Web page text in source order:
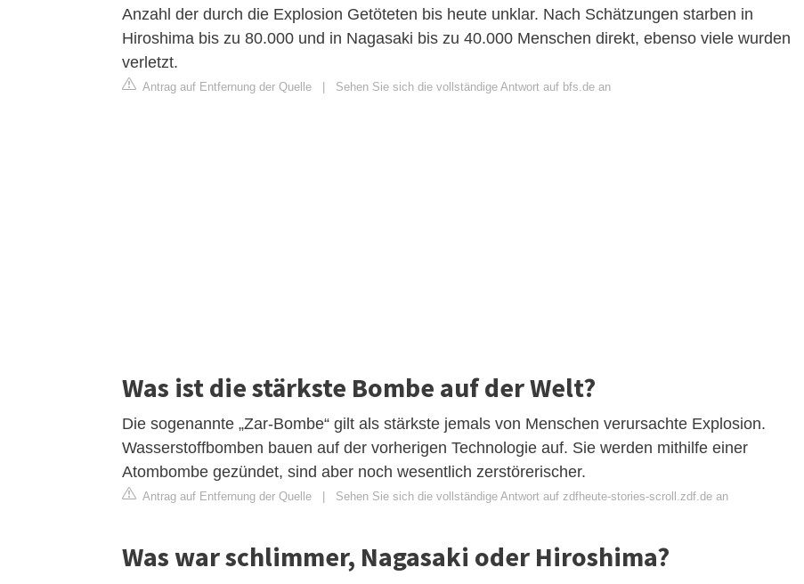
Anzahl der durch die Explosion Getöteten bis heute unklar. Nach Schätzungen starben in
Hiroshima bis zu 80.000 und in Nagasaki bis zu 40.000 Menschen direkt, ebenso viele wurden
verletzt.
Antrag auf Entfernung der Quelle Sehen Sie sich die vollständige Antwort auf bfs.de an
Was ist die stärkste Bombe auf der Welt?
Die sogenannte „Zar-Bombe“ gilt als stärkste jemals von Menschen verursachte Explosion.
Wasserstoffbomben bauen auf der vorherigen Technologie auf. Sie werden mithilfe einer
Atombombe gezündet, sind aber noch wesentlich zerstörerischer.
Antrag auf Entfernung der Quelle Sehen Sie sich die vollständige Antwort auf zdfheute-stories-scroll.zdf.de an
Was war schlimmer, Nagasaki oder Hiroshima?